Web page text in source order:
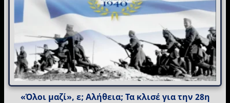
«Όλοι μαζί», ε; Αλήθεια; Τα κλισέ για την 28η